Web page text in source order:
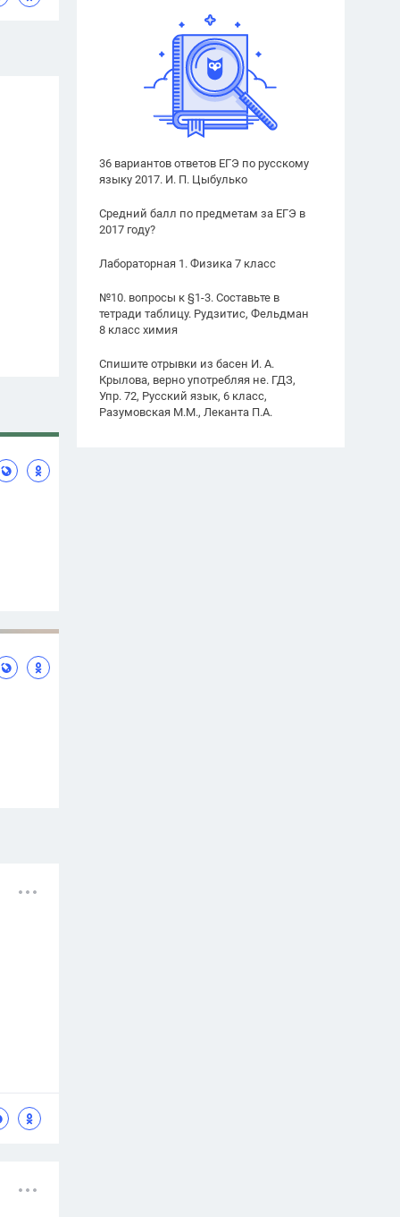
36 вариантов ответов ЕГЭ по русскому
языку 2017. И. П. Цыбулько
Средний балл по предметам за ЕГЭ в
2017 году?
Лабораторная 1. Физика 7 класс
№10. вопросы к §1-3. Составьте в
тетради таблицу. Рудзитис, Фельдман
8 класс химия
Спишите отрывки из басен И. А.
Крылова, верно употребляя не. ГДЗ,
Упр. 72, Русский язык, 6 класс,
Разумовская М.М., Леканта П.А.